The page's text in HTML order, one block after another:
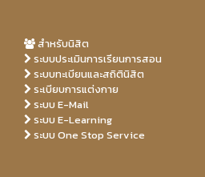
สำหรับนิสิต
ระบบประเมินการเรียนการสอน
ระบบทะเบียนและสถิตินิสิต
ระเบียบการแต่งกาย
ระบบ E-Mail
ระบบ E-Learning
ระบบ One Stop Service